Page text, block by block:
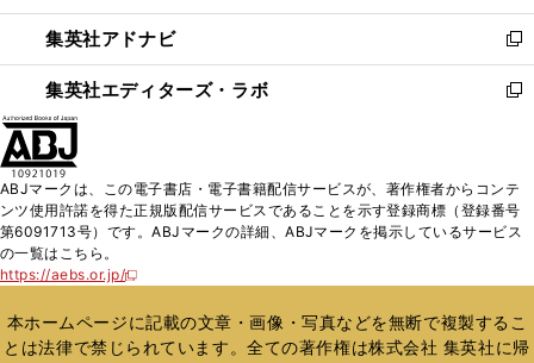
開
く
ウ
で
開
く
ン
ド
ウ
で
ウ
ィ
ン
ド
く
集英社アドナビ
新
し
い
ド
ウ
で
集英社エディターズ・ラボ
新
ィ
ン
ド
開
く
ABJマークは、この電子書店・電子書籍配信サービスが、著作権者からコンテ
ンツ使用許諾を得た正規版配信サービスであることを示す登録商標（登録番号
第6091713号）です。ABJマークの詳細、ABJマークを掲示しているサービス
の一覧はこちら。
https://aebs.or.jp/
新
い
ウ
ィ
本ホームページに記載の文章・画像・写真などを無断で複製するこ
とは法律で禁じられています。全ての著作権は株式会社 集英社に帰